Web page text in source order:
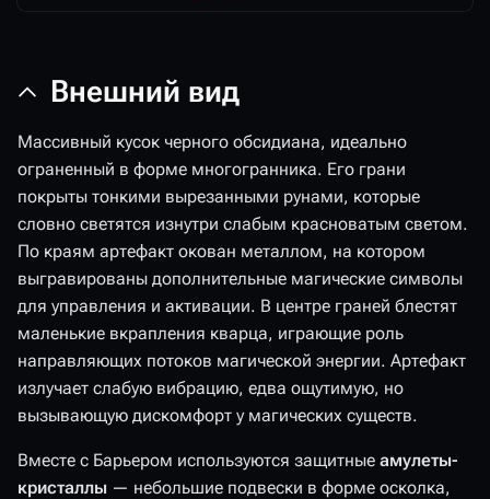
Внешний вид
Массивный кусок черного обсидиана, идеально
ограненный в форме многогранника. Его грани
покрыты тонкими вырезанными рунами, которые
словно светятся изнутри слабым красноватым светом.
По краям артефакт окован металлом, на котором
выгравированы дополнительные магические символы
для управления и активации. В центре граней блестят
маленькие вкрапления кварца, играющие роль
направляющих потоков магической энергии. Артефакт
излучает слабую вибрацию, едва ощутимую, но
вызывающую дискомфорт у магических существ.
Вместе с Барьером используются защитные амулеты-
кристаллы — небольшие подвески в форме осколка,